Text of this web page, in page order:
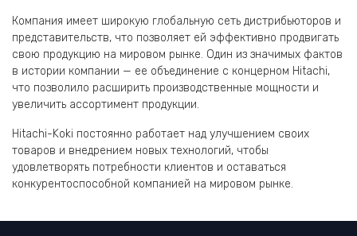
Компания имеет широкую глобальную сеть дистрибьюторов и
представительств, что позволяет ей эффективно продвигать
свою продукцию на мировом рынке. Один из значимых фактов
в истории компании — ее объединение с концерном Hitachi,
что позволило расширить производственные мощности и
увеличить ассортимент продукции.
Hitachi-Koki постоянно работает над улучшением своих
товаров и внедрением новых технологий, чтобы
удовлетворять потребности клиентов и оставаться
конкурентоспособной компанией на мировом рынке.